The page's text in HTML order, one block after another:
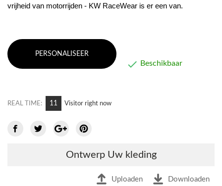
vrijheid van motorrijden - KW RaceWear is er een van.
PERSONALISEER
 Beschikbaar
REAL TIME: 7 Visitor right now
Ontwerp Uw kleding
Uploaden Downloaden